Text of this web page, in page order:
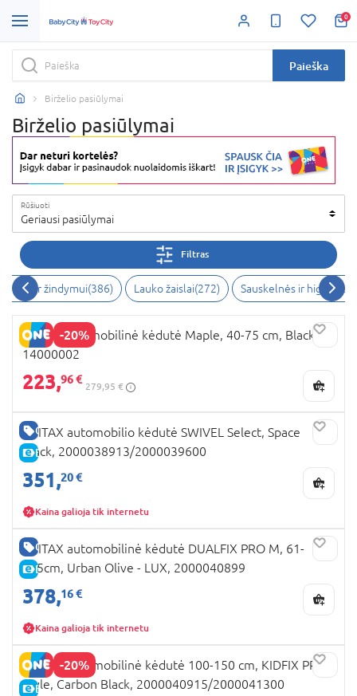
0
Paieška
Birželio pasiūlymai
Birželio pasiūlymai
Rūšiuoti
Geriausi pasiūlymai
Filtras
ir žindymui(386) Lauko žaislai(272) Sauskelnės ir higienos
-20%
THULE automobilinė kėdutė Maple, 40-75 cm, Black,
14000002
223,96 €
279,95 €
GERA KAINA
E-KAINA
BRITAX automobilio kėdutė SWIVEL Select, Space
Black, 2000038913/2000039600
351,20 €
Kaina galioja tik internetu
GERA KAINA
E-KAINA
BRITAX automobilinė kėdutė DUALFIX PRO M, 61-
105cm, Urban Olive - LUX, 2000040899
378,16 €
Kaina galioja tik internetu
-20%
E-KAINA
BRITAX automobilinė kėdutė 100-150 cm, KIDFIX PRO,
Style, Carbon Black, 2000040915/2000041300